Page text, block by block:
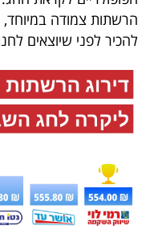
40
UNDER
40
פעולה
הרשתות צמודה
להכיר לפני שיוצאים